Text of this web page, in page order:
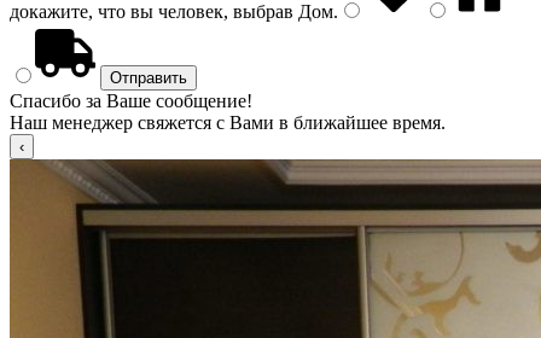
докажите, что вы человек, выбрав Дом.
Спасибо за Ваше сообщение!
Наш менеджер свяжется с Вами в ближайшее время.